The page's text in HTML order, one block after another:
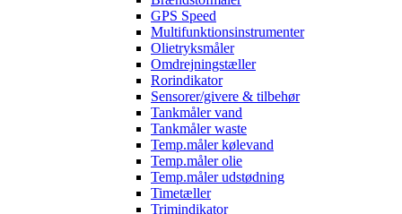
GPS Speed
Multifunktionsinstrumenter
Olietryksmåler
Omdrejningstæller
Rorindikator
Sensorer/givere & tilbehør
Tankmåler vand
Tankmåler waste
Temp.måler kølevand
Temp.måler olie
Temp.måler udstødning
Timetæller
Trimindikator